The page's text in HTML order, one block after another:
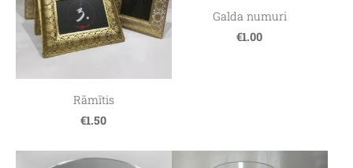
Rāmītis
€1.50
Galda numuri
€1.00